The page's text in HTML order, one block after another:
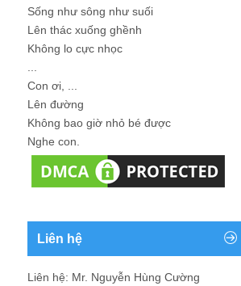
Sống như sông như suối
Lên thác xuống ghềnh
Không lo cực nhọc
Con ơi, ...
Lên đường
Không bao giờ nhỏ bé được
Nghe con.
Liên hệ
Liên hệ: Mr. Nguyễn Hùng Cường